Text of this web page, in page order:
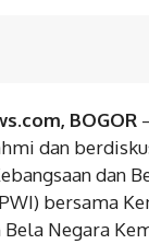
BOGOR
dan
dan
bersama
Negara